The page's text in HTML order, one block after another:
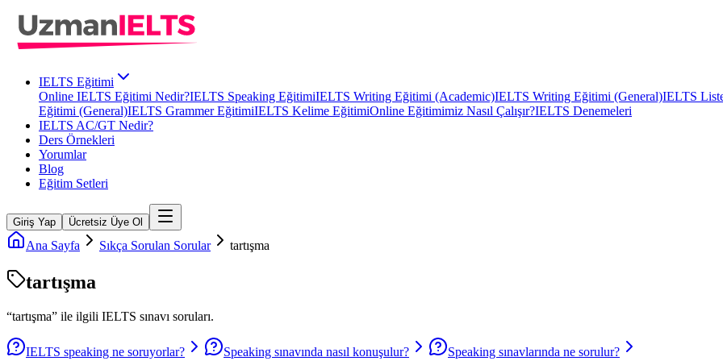
IELTS Eğitimi
Online IELTS Eğitimi Nedir?IELTS Speaking EğitimiIELTS Writing Eğitimi (Academic)IELTS Writing Eğitimi (General)IELTS
Eğitimi (General)IELTS Grammer EğitimiIELTS Kelime EğitimiOnline Eğitimimiz Nasıl Çalışır?IELTS Denemeleri
IELTS AC/GT Nedir?
Ders Örnekleri
Yorumlar
Blog
Eğitim Setleri
Giriş Yap Ücretsiz Üye Ol
Ana Sayfa Sıkça Sorulan Sorular tartışma
tartışma
“tartışma” ile ilgili IELTS sınavı soruları.
IELTS speaking ne soruyorlar? Speaking sınavında nasıl konuşulur? Speaking sınavlarında ne sorulur?